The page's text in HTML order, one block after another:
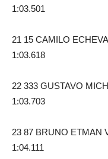
1:03.501
21 15 CAMILO
1:03.618
22 333 GUSTAVO
1:03.703
23 87 BRUNO ETMAN
1:04.111